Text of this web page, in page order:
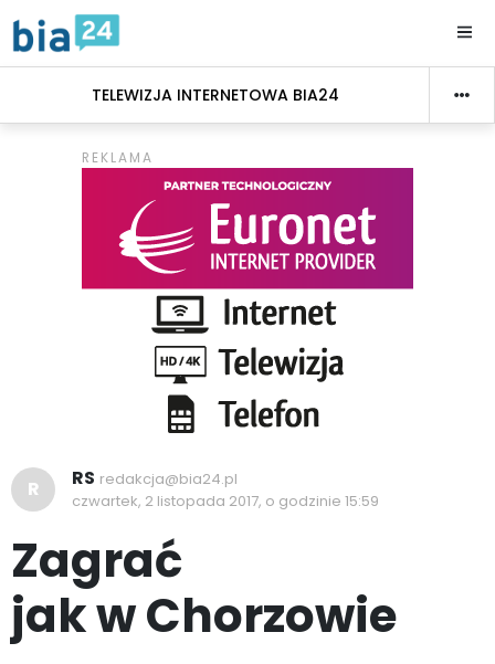
TELEWIZJA INTERNETOWA BIA24
R RS redakcja@bia24.pl
czwartek, 2 listopada 2017, o godzinie 15:59
Zagrać
jak w Chorzowie